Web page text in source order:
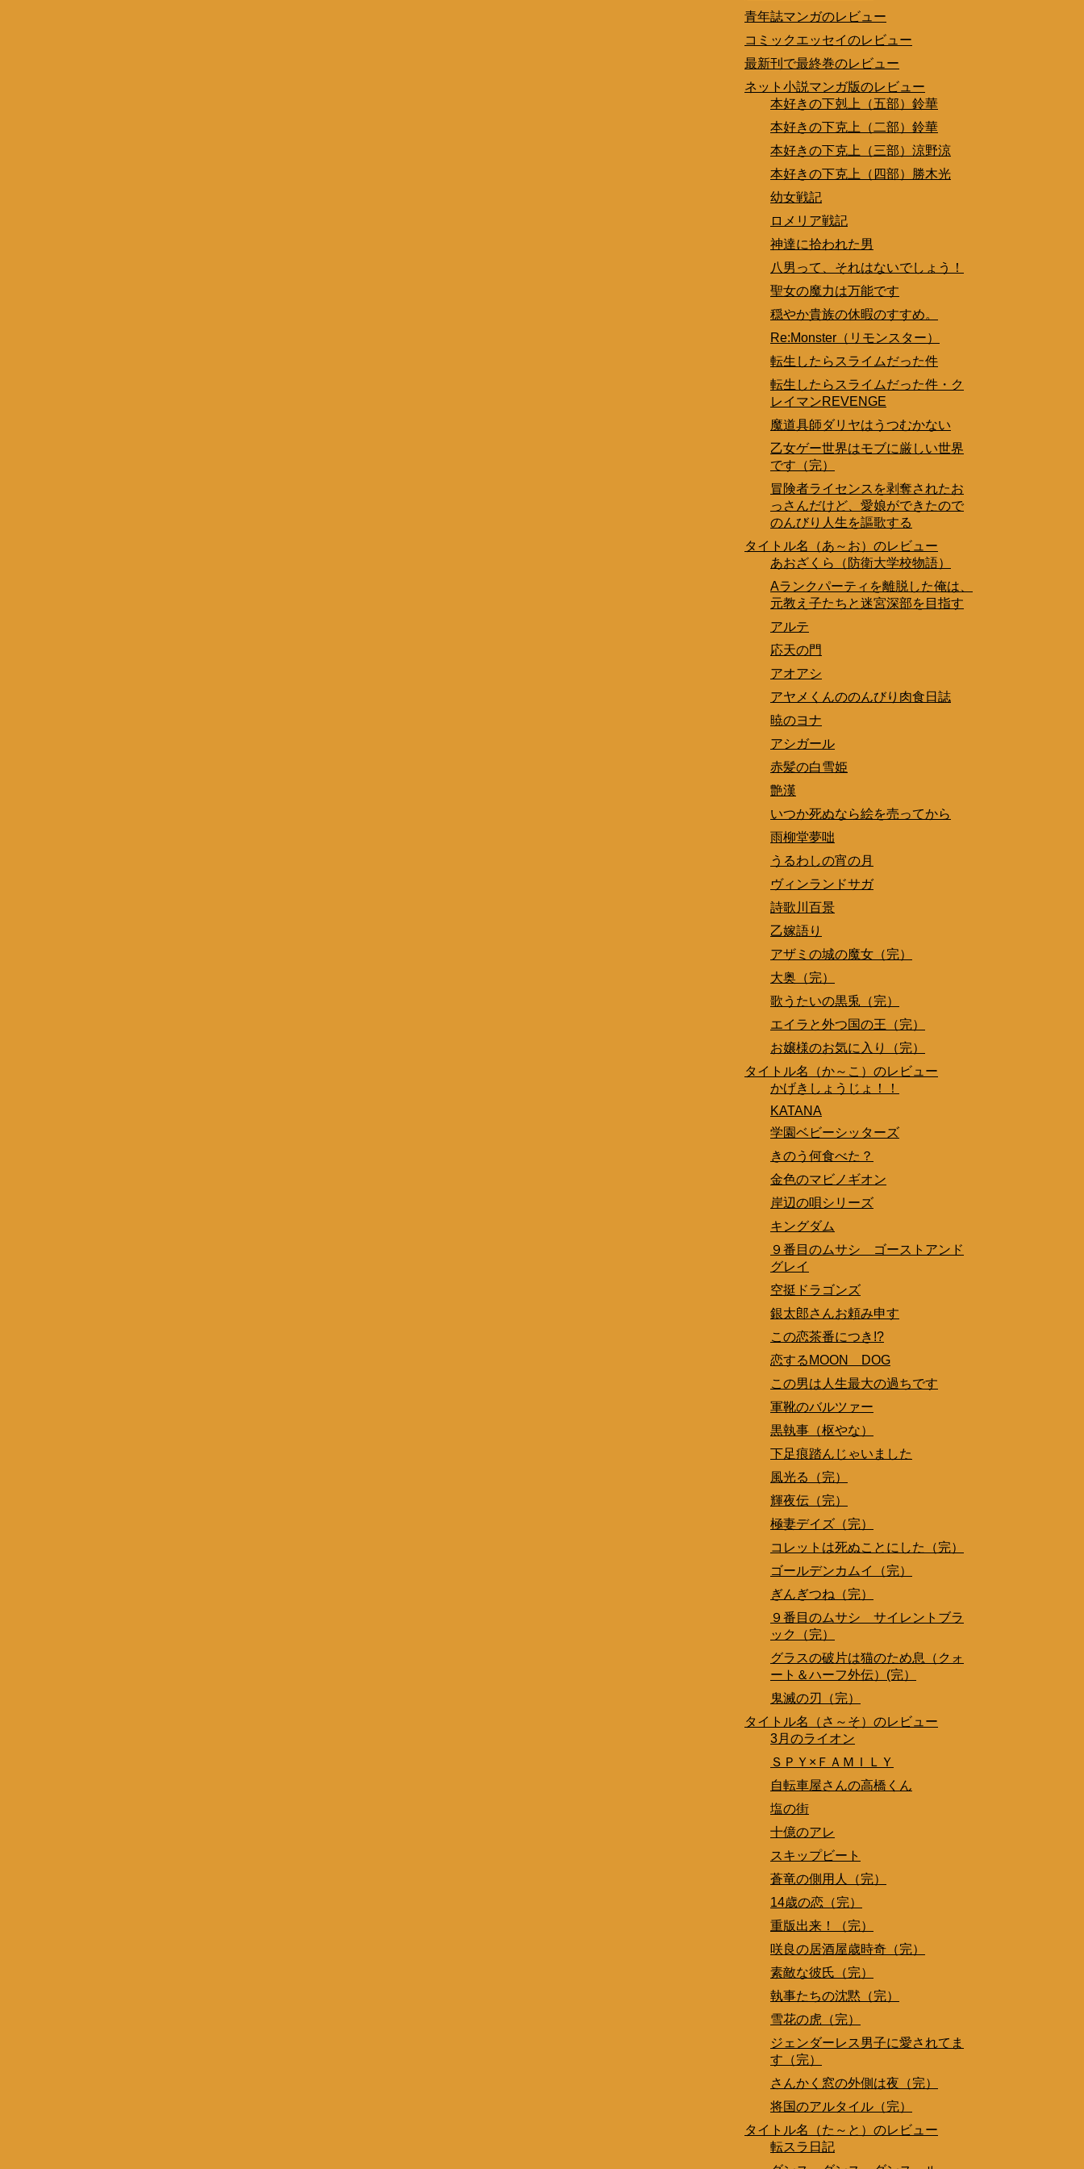
青年誌マンガのレビュー
コミックエッセイのレビュー
最新刊で最終巻のレビュー
ネット小説マンガ版のレビュー
本好きの下剋上（五部）鈴華
本好きの下克上（二部）鈴華
本好きの下克上（三部）涼野涼
本好きの下克上（四部）勝木光
幼女戦記
ロメリア戦記
神達に拾われた男
八男って、それはないでしょう！
聖女の魔力は万能です
穏やか貴族の休暇のすすめ。
Re:Monster（リモンスター）
転生したらスライムだった件
転生したらスライムだった件・ク
レイマンREVENGE
魔道具師ダリヤはうつむかない
乙女ゲー世界はモブに厳しい世界
です（完）
冒険者ライセンスを剥奪されたお
っさんだけど、愛娘ができたので
のんびり人生を謳歌する
タイトル名（あ～お）のレビュー
あおざくら（防衛大学校物語）
Aランクパーティを離脱した俺は、
元教え子たちと迷宮深部を目指す
アルテ
応天の門
アオアシ
アヤメくんののんびり肉食日誌
暁のヨナ
アシガール
赤髪の白雪姫
艶漢
いつか死ぬなら絵を売ってから
雨柳堂夢咄
うるわしの宵の月
ヴィンランドサガ
詩歌川百景
乙嫁語り
アザミの城の魔女（完）
大奥（完）
歌うたいの黒兎（完）
エイラと外つ国の王（完）
お嬢様のお気に入り（完）
タイトル名（か～こ）のレビュー
かげきしょうじょ！！
KATANA
学園ベビーシッターズ
きのう何食べた？
金色のマビノギオン
岸辺の唄シリーズ
キングダム
９番目のムサシ ゴーストアンド
グレイ
空挺ドラゴンズ
銀太郎さんお頼み申す
この恋茶番につき!?
恋するMOON DOG
この男は人生最大の過ちです
軍靴のバルツァー
黒執事（枢やな）
下足痕踏んじゃいました
風光る（完）
輝夜伝（完）
極妻デイズ（完）
コレットは死ぬことにした（完）
ゴールデンカムイ（完）
ぎんぎつね（完）
９番目のムサシ サイレントブラ
ック（完）
グラスの破片は猫のため息（クォ
ート＆ハーフ外伝）(完）
鬼滅の刃（完）
タイトル名（さ～そ）のレビュー
3月のライオン
ＳＰＹ×ＦＡＭＩＬＹ
自転車屋さんの高橋くん
塩の街
十億のアレ
スキップビート
蒼竜の側用人（完）
14歳の恋（完）
重版出来！（完）
咲良の居酒屋歳時奇（完）
素敵な彼氏（完）
執事たちの沈黙（完）
雪花の虎（完）
ジェンダーレス男子に愛されてま
す（完）
さんかく窓の外側は夜（完）
将国のアルタイル（完）
タイトル名（た～と）のレビュー
転スラ日記